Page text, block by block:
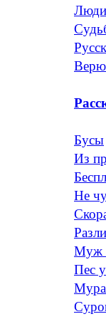
Люди
Бусы
Из
Не
Муж
Пес